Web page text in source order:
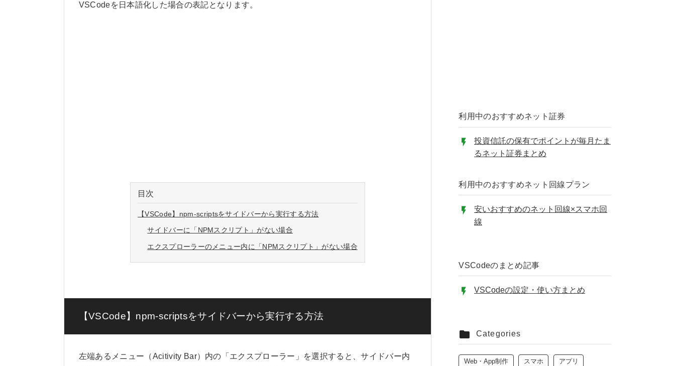
VSCodeを日本語化した場合の表記となります。
目次
【VSCode】npm-scriptsをサイドバーから実行する方法
サイドバーに「NPMスクリプト」がない場合
エクスプローラーのメニュー内に「NPMスクリプト」がない場合
【VSCode】npm-scriptsをサイドバーから実行する方法
左端あるメニュー（Acitivity Bar）内の「エクスプローラー」を選択すると、サイドバー内
利用中のおすすめネット証券
投資信託の保有でポイントが毎月たま
るネット証券まとめ
利用中のおすすめネット回線プラン
安いおすすめのネット回線×スマホ回
線
VSCodeのまとめ記事
VSCodeの設定・使い方まとめ
Categories
Web・App制作 スマホ アプリ